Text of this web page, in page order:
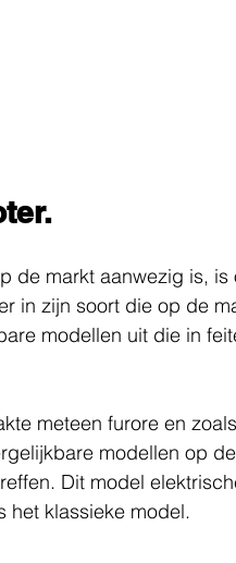
de markt aanwezig is,
in zijn soort die op de
modellen uit die in
meteen furore en
modellen op
Dit model
het klassieke model.